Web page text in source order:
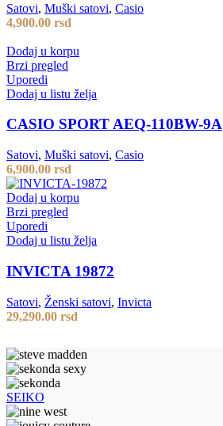
Satovi, Muški satovi, Casio
4,900.00 rsd
Dodaj u korpu
Brzi pregled
Uporedi
Dodaj u listu želja
CASIO SPORT AEQ-110BW-9A
Satovi, Muški satovi, Casio
6,900.00 rsd
Dodaj u korpu
Brzi pregled
Uporedi
Dodaj u listu želja
INVICTA 19872
Satovi, Ženski satovi, Invicta
29,290.00 rsd
SEIKO